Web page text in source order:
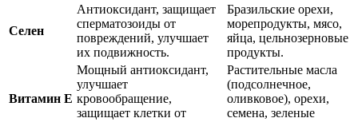
Селен
Антиоксидант, защищает
сперматозоиды от
повреждений, улучшает
их подвижность.
Бразильские орехи,
морепродукты, мясо,
яйца, цельнозерновые
продукты.
Витамин E
Мощный антиоксидант,
улучшает
кровообращение,
защищает клетки от
Растительные масла
(подсолнечное,
оливковое), орехи,
семена, зеленые